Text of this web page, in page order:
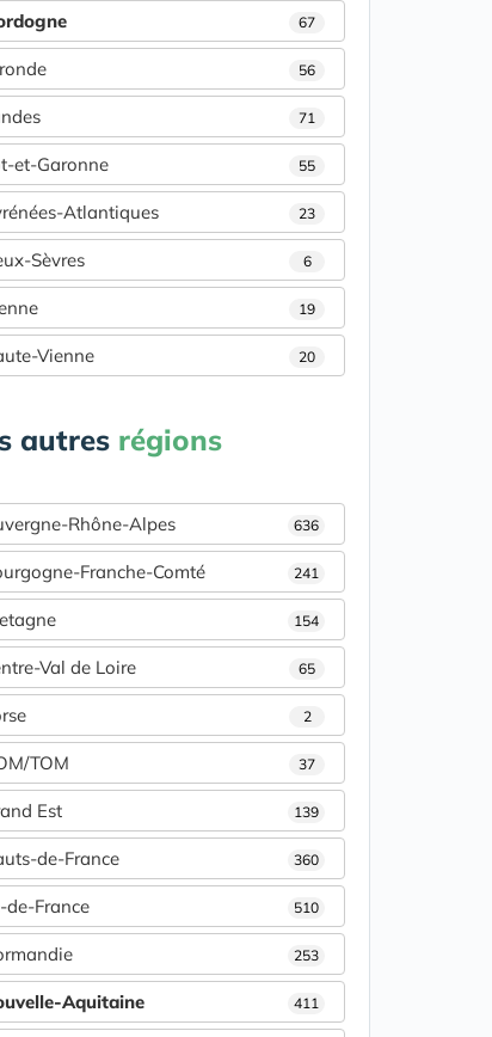
67
56
71
et-Garonne 55
Atlantiques 23
Sèvres 6
19
Vienne 20
autres régions
Rhône-Alpes 636
Franche-Comté 241
154
Val de Loire 65
2
TOM 37
Est 139
de-France 360
de-France 510
253
Aquitaine 411